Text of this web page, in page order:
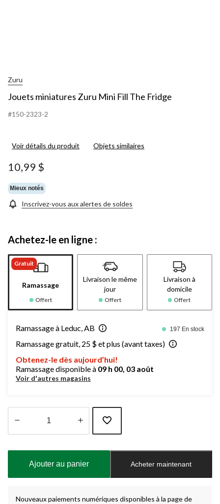
Zuru
Jouets miniatures Zuru Mini Fill The Fridge
#150-2323-2
Voir détails du produit Objets similaires
10,99 $
Mieux notés
Inscrivez-vous aux alertes de soldes
Achetez-le en ligne :
Gratuit
Ramassage
Offert
Livraison le même
jour
Offert
Livraison à
domicile
Offert
Ramassage à Leduc, AB 197 En stock
Ramassage gratuit, 25 $ et plus (avant taxes)
Obtenez-le dès aujourd’hui!
Ramassage disponible à 09 h 00, 03 août
Voir d'autres magasins
mise
à
Ajouter au panier Acheter maintenant
Nouveaux paiements numériques disponibles à la page de